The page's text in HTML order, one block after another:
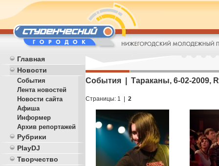
Главная
Новости
События
Лента новостей
Новости сайта
Афиша
Информер
Архив репортажей
Рубрики
PlayDJ
Творчество
События | Тараканы, 6-02-2009,
Страницы: 1 | 2